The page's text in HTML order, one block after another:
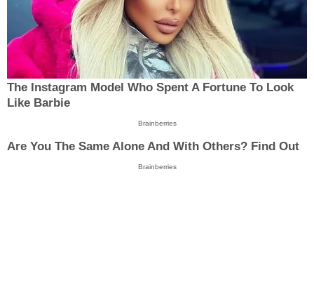
The Instagram Model Who Spent A Fortune To Look
Like Barbie
Brainberries
Are You The Same Alone And With Others? Find Out
Brainberries